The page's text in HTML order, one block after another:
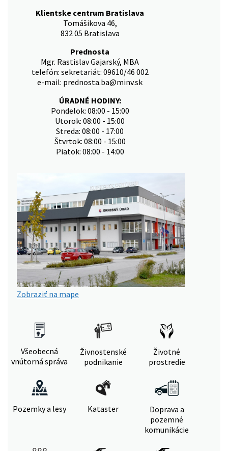
Klientske centrum Bratislava
Tomášikova 46,
832 05 Bratislava
Prednosta
Mgr. Rastislav Gajarský, MBA
telefón: sekretariát: 09610/46 002
e-mail: prednosta.ba@minv.sk
ÚRADNÉ HODINY:
Pondelok: 08:00 - 15:00
Utorok: 08:00 - 15:00
Streda: 08:00 - 17:00
Štvrtok: 08:00 - 15:00
Piatok: 08:00 - 14:00
Zobraziť na mape
Všeobecná
vnútorná správa
Živnostenské
podnikanie
Životné
prostredie
Pozemky a lesy Kataster
Doprava a
pozemné
komunikácie